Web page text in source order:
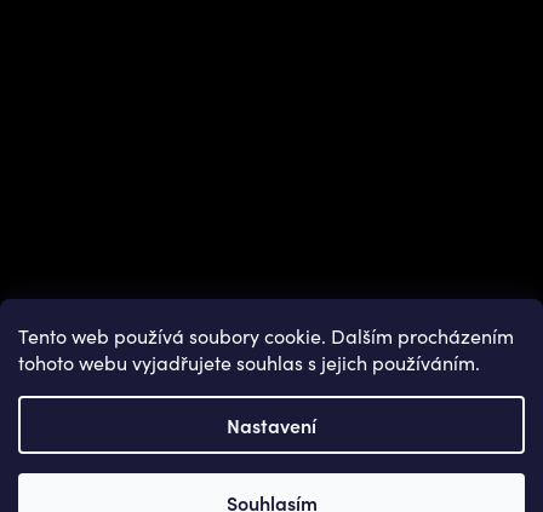
Tento web používá soubory cookie. Dalším procházením
tohoto webu vyjadřujete souhlas s jejich používáním.
Nastavení
Souhlasím
Copyright 2026OUTDOOR SHOPS. Všechna práva vyhrazena.